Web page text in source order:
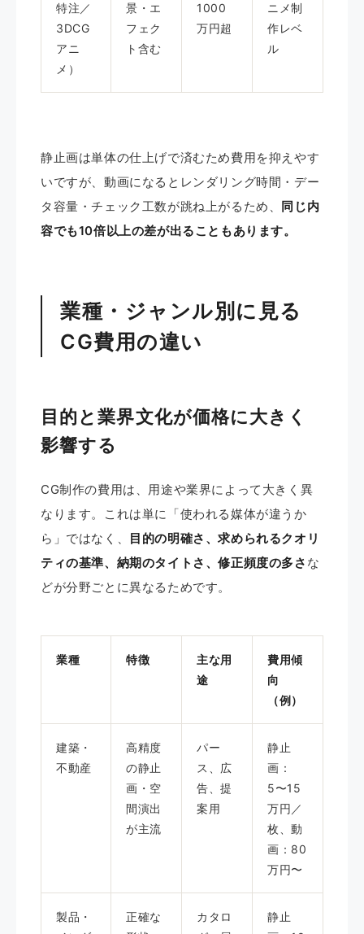
特注／
3DCG
アニ
メ）
景・エ
フェク
ト含む
1000
万円超
ニメ制
作レベ
ル
静止画は単体の仕上げで済むため費用を抑えやす
いですが、動画になるとレンダリング時間・デー
タ容量・チェック工数が跳ね上がるため、 同じ内
容でも10倍以上の差が出ることもあります。
業種・ジャンル別に見る
CG費用の違い
目的と業界文化が価格に大きく
影響する
CG制作の費用は、用途や業界によって大きく異
なります。これは単に「使われる媒体が違うか
ら」ではなく、 目的の明確さ、求められるクオリ
ティの基準、納期のタイトさ、修正頻度の多さ な
どが分野ごとに異なるためです。
業種 特徴
主な用
途
費用傾
向
（例）
建築・
不動産
高精度
の静止
画・空
間演出
が主流
パー
ス、広
告、提
案用
静止
画：
5〜15
万円／
枚、動
画：80
万円〜
製品・
正確な
カタロ
静止